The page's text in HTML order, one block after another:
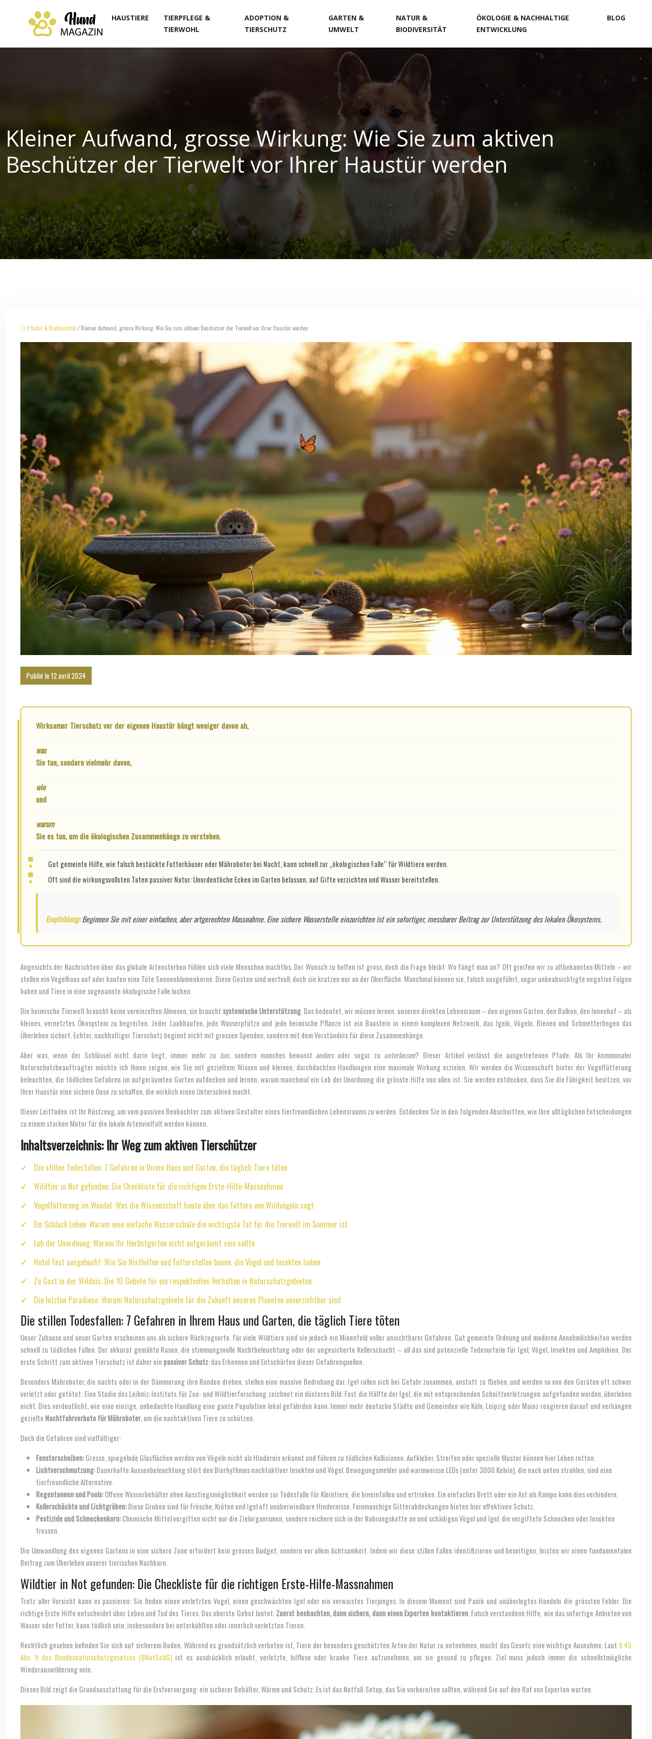
HAUSTIERE
TIERPFLEGE &
TIERWOHL
ADOPTION &
TIERSCHUTZ
GARTEN &
UMWELT
NATUR &
BIODIVERSITÄT
ÖKOLOGIE & NACHHALTIGE
ENTWICKLUNG
BLOG
Kleiner Aufwand, grosse Wirkung: Wie Sie zum aktiven
Beschützer der Tierwelt vor Ihrer Haustür werden
/Natur & Biodiversität/ Kleiner Aufwand, grosse Wirkung: Wie Sie zum aktiven Beschützer der Tierwelt vor Ihrer Haustür werden
Publié le 12 avril 2024
Wirksamer Tierschutz vor der eigenen Haustür hängt weniger davon ab,
was
Sie tun, sondern vielmehr davon,
wie
und
warum
Sie es tun, um die ökologischen Zusammenhänge zu verstehen.
Gut gemeinte Hilfe, wie falsch bestückte Futterhäuser oder Mähroboter bei Nacht, kann schnell zur „ökologischen Falle“ für Wildtiere werden.
Oft sind die wirkungsvollsten Taten passiver Natur: Unordentliche Ecken im Garten belassen, auf Gifte verzichten und Wasser bereitstellen.
Empfehlung:Beginnen Sie mit einer einfachen, aber artgerechten Massnahme. Eine sichere Wasserstelle einzurichten ist ein sofortiger, messbarer Beitrag zur Unterstützung des lokalen Ökosystems.
Angesichts der Nachrichten über das globale Artensterben fühlen sich viele Menschen machtlos. Der Wunsch zu helfen ist gross, doch die Frage bleibt: Wo fängt man an? Oft greifen wir zu altbekannten Mitteln – wir
stellen ein Vogelhaus auf oder kaufen eine Tüte Sonnenblumenkerne. Diese Gesten sind wertvoll, doch sie kratzen nur an der Oberfläche. Manchmal können sie, falsch ausgeführt, sogar unbeabsichtigte negative Folgen
haben und Tiere in eine sogenannte ökologische Falle locken.
Die heimische Tierwelt braucht keine vereinzelten Almosen, sie braucht systemische Unterstützung . Das bedeutet, wir müssen lernen, unseren direkten Lebensraum – den eigenen Garten, den Balkon, den Innenhof – als
kleines, vernetztes Ökosystem zu begreifen. Jeder Laubhaufen, jede Wasserpfütze und jede heimische Pflanze ist ein Baustein in einem komplexen Netzwerk, das Igeln, Vögeln, Bienen und Schmetterlingen das
Überleben sichert. Echter, nachhaltiger Tierschutz beginnt nicht mit grossen Spenden, sondern mit dem Verständnis für diese Zusammenhänge.
Aber was, wenn der Schlüssel nicht darin liegt, immer mehr zu tun, sondern manches bewusst andersoder sogar zu unterlassen? Dieser Artikel verlässt die ausgetretenen Pfade. Als Ihr kommunaler
Naturschutzbeauftragter möchte ich Ihnen zeigen, wie Sie mit gezieltem Wissen und kleinen, durchdachten Handlungen eine maximale Wirkung erzielen. Wir werden die Wissenschaft hinter der Vogelfütterung
beleuchten, die tödlichen Gefahren im aufgeräumten Garten aufdecken und lernen, warum manchmal ein Lob der Unordnung die grösste Hilfe von allen ist. Sie werden entdecken, dass Sie die Fähigkeit besitzen, vor
Ihrer Haustür eine sichere Oase zu schaffen, die wirklich einen Unterschied macht.
Dieser Leitfaden ist Ihr Rüstzeug, um vom passiven Beobachter zum aktiven Gestalter eines tierfreundlichen Lebensraums zu werden. Entdecken Sie in den folgenden Abschnitten, wie Ihre alltäglichen Entscheidungen
zu einem starken Motor für die lokale Artenvielfalt werden können.
Inhaltsverzeichnis: Ihr Weg zum aktiven Tierschützer
Die stillen Todesfallen: 7 Gefahren in Ihrem Haus und Garten, die täglich Tiere töten
Wildtier in Not gefunden: Die Checkliste für die richtigen Erste-Hilfe-Massnahmen
Vogelfütterung im Wandel: Was die Wissenschaft heute über das Füttern von Wildvögeln sagt
Ein Schluck Leben: Warum eine einfache Wasserschale die wichtigste Tat für die Tierwelt im Sommer ist
Lob der Unordnung: Warum Ihr Herbstgarten nicht aufgeräumt sein sollte
Hotel fast ausgebucht: Wie Sie Nisthilfen und Futterstellen bauen, die Vögel und Insekten lieben
Zu Gast in der Wildnis: Die 10 Gebote für ein respektvolles Verhalten in Naturschutzgebieten
Die letzten Paradiese: Warum Naturschutzgebiete für die Zukunft unseres Planeten unverzichtbar sind
Die stillen Todesfallen: 7 Gefahren in Ihrem Haus und Garten, die täglich Tiere töten
Unser Zuhause und unser Garten erscheinen uns als sichere Rückzugsorte. Für viele Wildtiere sind sie jedoch ein Minenfeld voller unsichtbarer Gefahren. Gut gemeinte Ordnung und moderne Annehmlichkeiten werden
schnell zu tödlichen Fallen. Der akkurat gemähte Rasen, die stimmungsvolle Nachtbeleuchtung oder der ungesicherte Kellerschacht – all das sind potenzielle Todesurteile für Igel, Vögel, Insekten und Amphibien. Der
erste Schritt zum aktiven Tierschutz ist daher ein passiver Schutz: das Erkennen und Entschärfen dieser Gefahrenquellen.
Besonders Mähroboter, die nachts oder in der Dämmerung ihre Runden drehen, stellen eine massive Bedrohung dar. Igel rollen sich bei Gefahr zusammen, anstatt zu fliehen, und werden so von den Geräten oft schwer
verletzt oder getötet. Eine Studie des Leibniz-Instituts für Zoo- und Wildtierforschung zeichnet ein düsteres Bild: Fast die Hälfte der Igel, die mit entsprechenden Schnittverletzungen aufgefunden werden, überleben
nicht. Dies verdeutlicht, wie eine einzige, unbedachte Handlung eine ganze Population lokal gefährden kann. Immer mehr deutsche Städte und Gemeinden wie Köln, Leipzig oder Mainz reagieren darauf und verhängen
gezielte Nachtfahrverbote für Mähroboter , um die nachtaktiven Tiere zu schützen.
Doch die Gefahren sind vielfältiger:
Fensterscheiben:Grosse, spiegelnde Glasflächen werden von Vögeln nicht als Hindernis erkannt und führen zu tödlichen Kollisionen. Aufkleber, Streifen oder spezielle Muster können hier Leben retten.
Lichtverschmutzung:Dauerhafte Aussenbeleuchtung stört den Biorhythmus nachtaktiver Insekten und Vögel. Bewegungsmelder und warmweisse LEDs (unter 3000 Kelvin), die nach unten strahlen, sind eine
tierfreundliche Alternative.
Regentonnen und Pools:Offene Wasserbehälter ohne Ausstiegsmöglichkeit werden zur Todesfalle für Kleintiere, die hineinfallen und ertrinken. Ein einfaches Brett oder ein Ast als Rampe kann dies verhindern.
Kellerschächte und Lichtgräben:Diese Gruben sind für Frösche, Kröten und Igel oft unüberwindbare Hindernisse. Feinmaschige Gitterabdeckungen bieten hier effektiven Schutz.
Pestizide und Schneckenkorn:Chemische Mittel vergiften nicht nur die Zielorganismen, sondern reichern sich in der Nahrungskette an und schädigen Vögel und Igel, die vergiftete Schnecken oder Insekten
fressen.
Die Umwandlung des eigenen Gartens in eine sichere Zone erfordert kein grosses Budget, sondern vor allem Achtsamkeit. Indem wir diese stillen Fallen identifizieren und beseitigen, leisten wir einen fundamentalen
Beitrag zum Überleben unserer tierischen Nachbarn.
Wildtier in Not gefunden: Die Checkliste für die richtigen Erste-Hilfe-Massnahmen
Trotz aller Vorsicht kann es passieren: Sie finden einen verletzten Vogel, einen geschwächten Igel oder ein verwaistes Tierjunges. In diesem Moment sind Panik und unüberlegtes Handeln die grössten Fehler. Die
richtige Erste Hilfe entscheidet über Leben und Tod des Tieres. Das oberste Gebot lautet:Zuerst beobachten, dann sichern, dann einen Experten kontaktieren. Falsch verstandene Hilfe, wie das sofortige Anbieten von
Wasser oder Futter, kann tödlich sein, insbesondere bei unterkühlten oder innerlich verletzten Tieren.
Rechtlich gesehen befinden Sie sich auf sicherem Boden. Während es grundsätzlich verboten ist, Tiere der besonders geschützten Arten der Natur zu entnehmen, macht das Gesetz eine wichtige Ausnahme. Laut § 45
Abs. 5 des Bundesnaturschutzgesetzes (BNatSchG)ist es ausdrücklich erlaubt, verletzte, hilflose oder kranke Tiere aufzunehmen, um sie gesund zu pflegen. Ziel muss jedoch immer die schnellstmögliche
Wiederauswilderung sein.
Dieses Bild zeigt die Grundausstattung für die Erstversorgung: ein sicherer Behälter, Wärme und Schutz. Es ist das Notfall-Setup, das Sie vorbereiten sollten, während Sie auf den Rat von Experten warten.